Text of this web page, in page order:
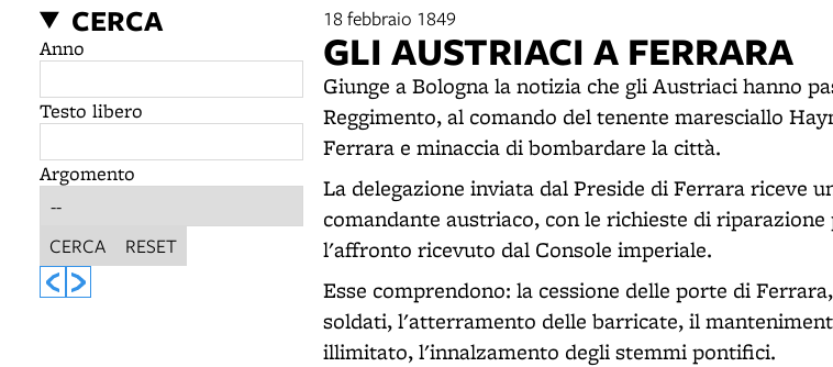
CERCA
Anno
Testo libero
Argomento
CERCA RESET
18 febbraio 1849
GLI AUSTRIACI A FERRARA
Giunge a Bologna la notizia che gli Austriaci hanno
Reggimento, al comando del tenente maresciallo
Ferrara e minaccia di bombardare la città.
La delegazione inviata dal Preside di Ferrara riceve
comandante austriaco, con le richieste di
l'affronto ricevuto dal Console imperiale.
Esse comprendono: la cessione delle porte di
soldati, l'atterramento delle barricate, il
illimitato, l'innalzamento degli stemmi pontifici.